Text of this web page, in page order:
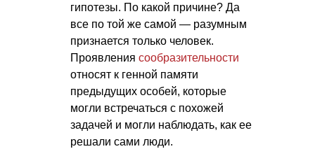
гипотезы. По какой причине? Да
все по той же самой — разумным
признается только человек.
Проявления сообразительности
относят к генной памяти
предыдущих особей, которые
могли встречаться с похожей
задачей и могли наблюдать, как ее
решали сами люди.